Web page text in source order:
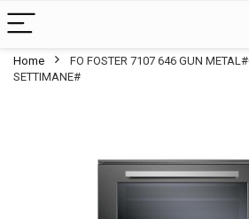
Home
FO FOSTER 7107 646 GUN
SETTIMANE#